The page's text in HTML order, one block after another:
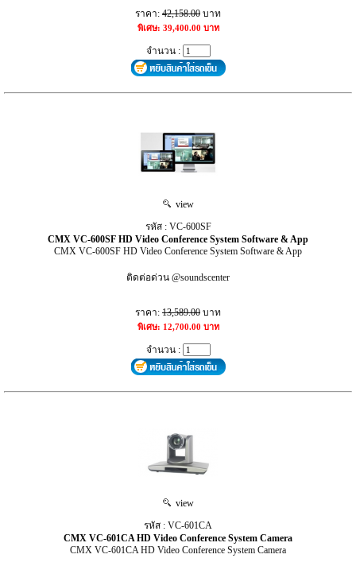
ราคา: 42,158.00 บาท
พิเศษ: 39,400.00 บาท
จำนวน :
view
รหัส : VC-600SF
CMX VC-600SF HD Video Conference System Software & App
CMX VC-600SF HD Video Conference System Software & App
ติดต่อด่วน @soundscenter
ราคา: 13,589.00 บาท
พิเศษ: 12,700.00 บาท
จำนวน :
view
รหัส : VC-601CA
CMX VC-601CA HD Video Conference System Camera
CMX VC-601CA HD Video Conference System Camera